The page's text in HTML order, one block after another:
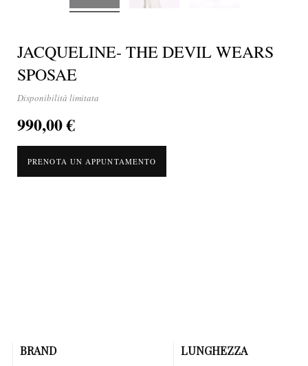
JACQUELINE- THE DEVIL WEARS
SPOSAE
Disponibilità limitata
990,00 €
PRENOTA UN APPUNTAMENTO
BRAND LUNGHEZZA